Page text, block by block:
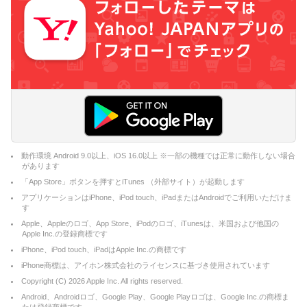
動作環境 Android 9.0以上、iOS 16.0以上 ※一部の機種では正常に動作しない場合
があります
「App Store」ボタンを押すとiTunes （外部サイト）が起動します
アプリケーションはiPhone、iPod touch、iPadまたはAndroidでご利用いただけま
す
Apple、Appleのロゴ、App Store、iPodのロゴ、iTunesは、米国および他国の
Apple Inc.の登録商標です
iPhone、iPod touch、iPadはApple Inc.の商標です
iPhone商標は、アイホン株式会社のライセンスに基づき使用されています
Copyright (C) 2026Apple Inc. All rights reserved.
Android、Androidロゴ、Google Play、Google Playロゴは、Google Inc.の商標ま